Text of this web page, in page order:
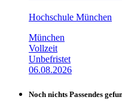
Hochschule München
München
Vollzeit
Unbefristet
06.08.2026
Noch nichts Passendes